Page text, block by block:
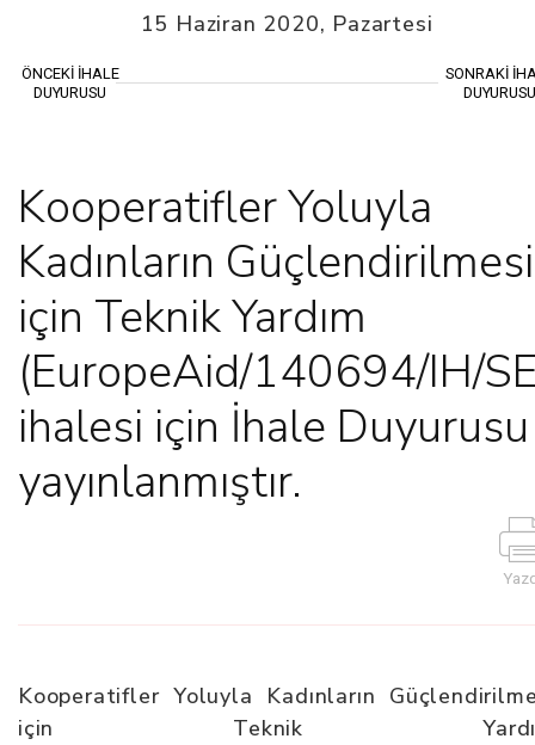
15 Haziran 2020, Pazartesi
ÖNCEKİ İHALE
DUYURUSU
SONRAKİ
Kooperatifler Yoluyla
Kadınların Güçlendirilmesi
için Teknik Yardım
(EuropeAid/140694/IH/
ihalesi için İhale Duyurusu
yayınlanmıştır.
Kooperatifler Yoluyla Kadınların
için Teknik